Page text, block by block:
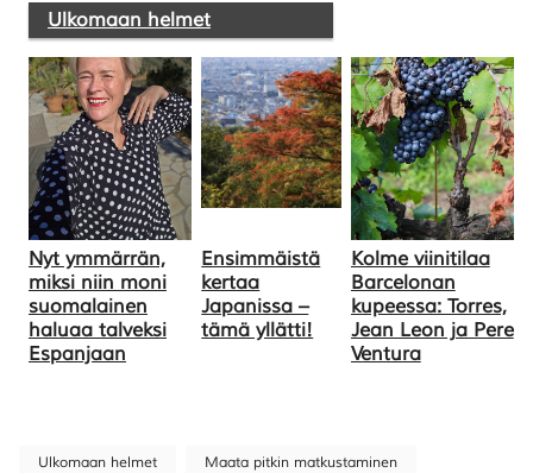
Ulkomaan helmet
Nyt ymmärrän,
miksi niin moni
suomalainen
haluaa talveksi
Espanjaan
Ensimmäistä
kertaa
Japanissa –
tämä yllätti!
Kolme viinitilaa
Barcelonan
kupeessa: Torres,
Jean Leon ja Pere
Ventura
Ulkomaan helmet Maata pitkin matkustaminen